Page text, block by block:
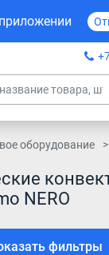
оборудование
NERO
фильтры